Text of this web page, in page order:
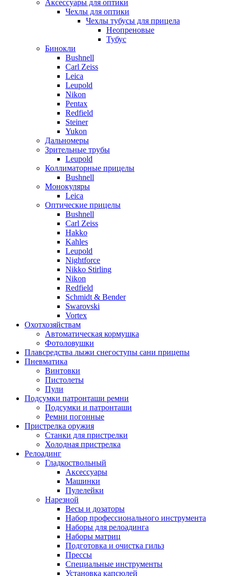
Аксессуары для оптики
Чехлы для оптики
Чехлы тубусы для прицела
Неопреновые
Тубус
Бинокли
Bushnell
Carl Zeiss
Leica
Leupold
Nikon
Pentax
Redfield
Steiner
Yukon
Дальномеры
Зрительные трубы
Leupold
Коллиматорные прицелы
Bushnell
Монокуляры
Leica
Оптические прицелы
Bushnell
Carl Zeiss
Hakko
Kahles
Leupold
Nightforce
Nikko Stirling
Nikon
Redfield
Schmidt & Bender
Swarovski
Vortex
Охотхозяйствам
Автоматическая кормушка
Фотоловушки
Плавсредства лыжи снегоступы сани прицепы
Пневматика
Винтовки
Пистолеты
Пули
Подсумки патронташи ремни
Подсумки и патронташи
Ремни погонные
Пристрелка оружия
Станки для пристрелки
Холодная пристрелка
Релоадинг
Гладкоствольный
Аксессуары
Машинки
Пулелейки
Нарезной
Весы и дозаторы
Набор профессионального инструмента
Наборы для релоадинга
Наборы матриц
Подготовка и очистка гильз
Прессы
Специальные инструменты
Установка капсюлей